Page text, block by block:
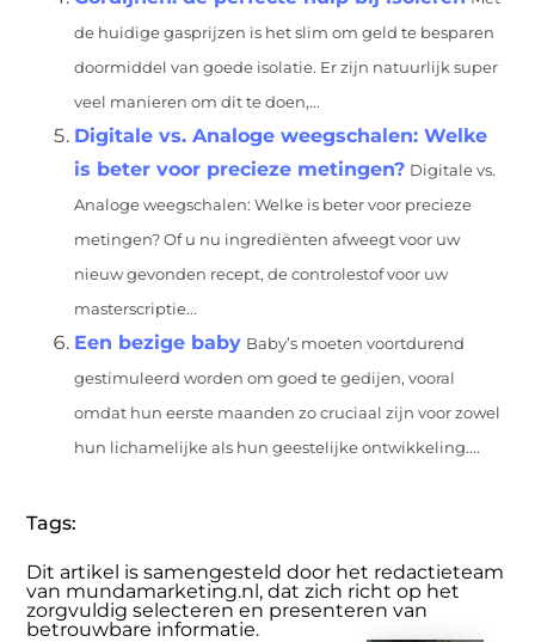
de huidige gasprijzen is het slim om geld te besparen
doormiddel van goede isolatie. Er zijn natuurlijk super
veel manieren om dit te doen,...
Digitale vs. Analoge weegschalen: Welke
is beter voor precieze metingen? Digitale vs.
Analoge weegschalen: Welke is beter voor precieze
metingen? Of u nu ingrediënten afweegt voor uw
nieuw gevonden recept, de controlestof voor uw
masterscriptie...
Een bezige baby Baby’s moeten voortdurend
gestimuleerd worden om goed te gedijen, vooral
omdat hun eerste maanden zo cruciaal zijn voor zowel
hun lichamelijke als hun geestelijke ontwikkeling....
Tags:
Dit artikel is samengesteld door het redactieteam
van mundamarketing.nl, dat zich richt op het
zorgvuldig selecteren en presenteren van
betrouwbare informatie.